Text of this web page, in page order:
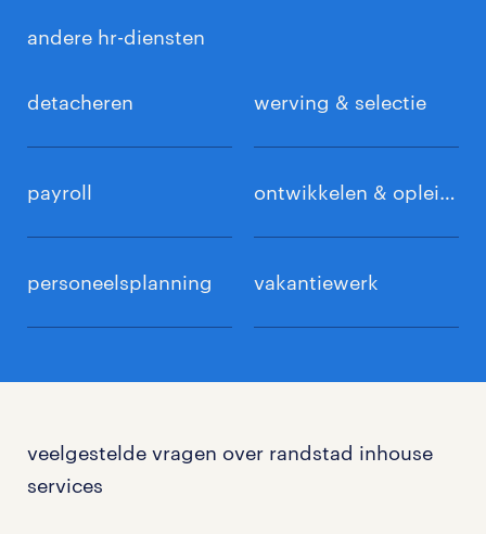
andere hr-diensten
detacheren werving & selectie
payroll ontwikkelen & opleiden
personeelsplanning vakantiewerk
veelgestelde vragen over randstad inhouse
services